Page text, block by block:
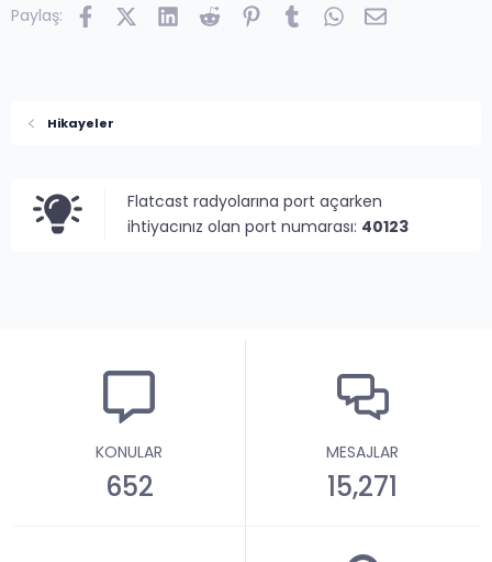
Paylaş: FacebookX (Twitter)
LinkedInReddit PinterestTumblr WhatsAppE-posta
Hikayeler
Flatcast radyolarına port açarken
ihtiyacınız olan port numarası: 40123
KONULAR
652
MESAJLAR
15,271